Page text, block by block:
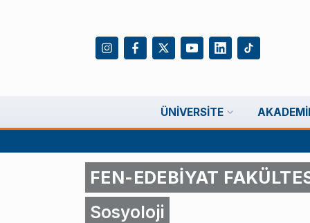
ÜNIVERSITE
FEN-EDEBİYAT
Sosyoloji